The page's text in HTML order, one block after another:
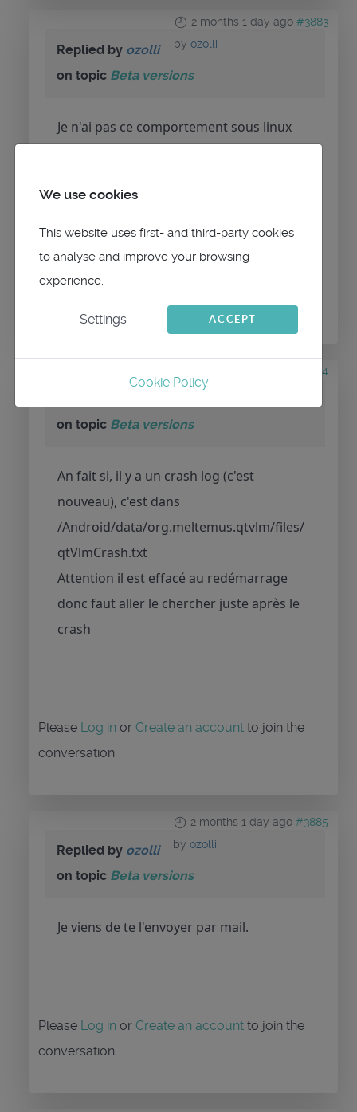
2 months 1 day ago #3883
by ozolli
Replied by ozolli
on topic Beta versions
Je n'ai pas ce comportement sous linux
PleaseLog in
#3884
maitai
on topic Beta versions
An fait si, il y a un crash log (c'est
nouveau), c'est dans
/Android/data/org.meltemus.qtvlm/files/
qtVlmCrash.txt
Attention il est effacé au redémarrage
donc faut aller le chercher juste après le
crash
Please Log in or Create an account to join the
conversation.
2 months 1 day ago #3885
by ozolli
Replied by ozolli
on topic Beta versions
Je viens de te l'envoyer par mail.
Please Log in or Create an account to join the
conversation.
We use cookies
This website uses first- and third-party cookies
to analyse and improve your browsing
experience.
Settings ACCEPT
Cookie Policy